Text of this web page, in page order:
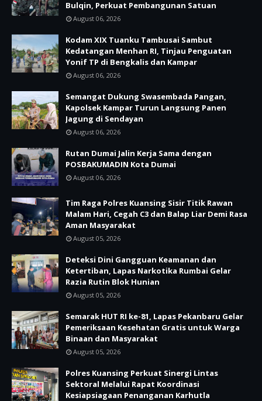
Bulqin, Perkuat Pembangunan Satuan
August 06, 2026
Kodam XIX Tuanku Tambusai Sambut
Kedatangan Menhan RI, Tinjau Penguatan
Yonif TP di Bengkalis dan Kampar
August 06, 2026
Semangat Dukung Swasembada Pangan,
Kapolsek Kampar Turun Langsung Panen
Jagung di Sendayan
August 06, 2026
Rutan Dumai Jalin Kerja Sama dengan
POSBAKUMADIN Kota Dumai
August 06, 2026
Tim Raga Polres Kuansing Sisir Titik Rawan
Malam Hari, Cegah C3 dan Balap Liar Demi Rasa
Aman Masyarakat
August 05, 2026
Deteksi Dini Gangguan Keamanan dan
Ketertiban, Lapas Narkotika Rumbai Gelar
Razia Rutin Blok Hunian
August 05, 2026
Semarak HUT RI ke-81, Lapas Pekanbaru Gelar
Pemeriksaan Kesehatan Gratis untuk Warga
Binaan dan Masyarakat
August 05, 2026
Polres Kuansing Perkuat Sinergi Lintas
Sektoral Melalui Rapat Koordinasi
Kesiapsiagaan Penanganan Karhutla